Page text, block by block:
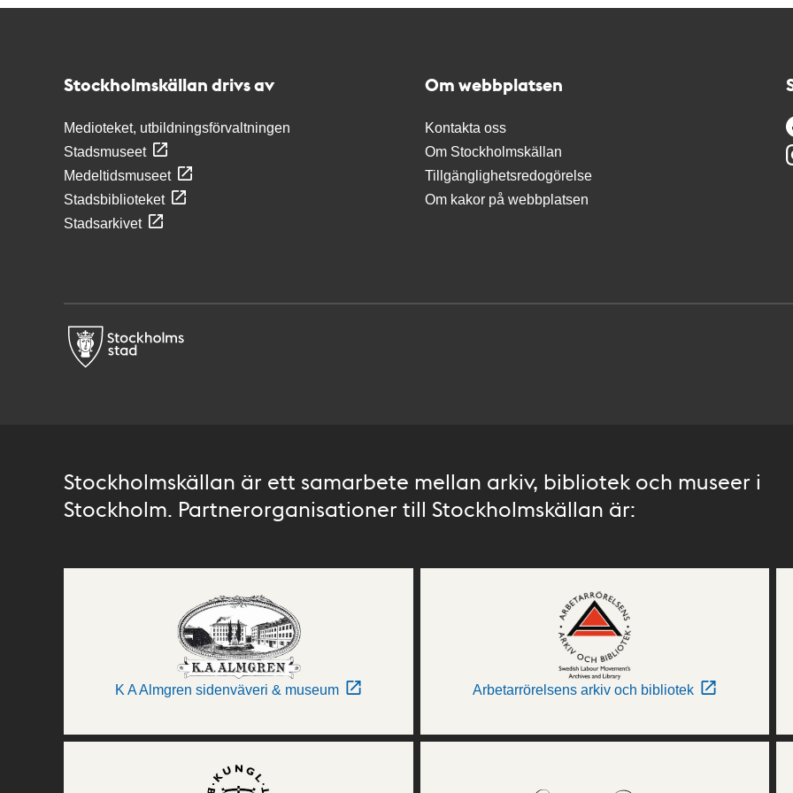
Stockholmskällan drivs av
Medioteket, utbildningsförvaltningen
Stadsmuseet
Medeltidsmuseet
Stadsbiblioteket
Stadsarkivet
Om webbplatsen
Kontakta oss
Om Stockholmskällan
Tillgänglighetsredogörelse
Om kakor på webbplatsen
Stockholmskällan är ett samarbete mellan arkiv, bibliotek och museer i
Stockholm. Partnerorganisationer till Stockholmskällan är:
K A Almgren sidenväveri & museum Arbetarrörelsens arkiv och bibliotek